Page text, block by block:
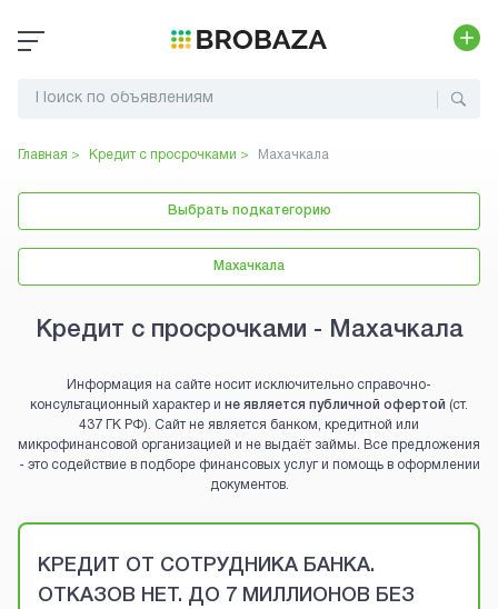
Главная > Кредит с просрочками > Махачкала
Выбрать подкатегорию
Махачкала
Кредит с просрочками - Махачкала
Информация на сайте носит исключительно справочно-
консультационный характер и не является публичной офертой (ст.
437 ГК РФ). Сайт не является банком, кредитной или
микрофинансовой организацией и не выдаёт займы. Все предложения
- это содействие в подборе финансовых услуг и помощь в оформлении
документов.
Brobaza - VIP-объявления
КРЕДИТ ОТ СОТРУДНИКА БАНКА.
ОТКАЗОВ НЕТ. ДО 7 МИЛЛИОНОВ БЕЗ